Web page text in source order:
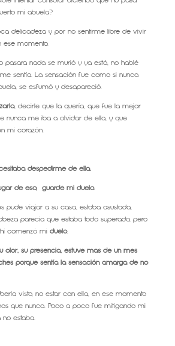
mi abuela?
delicadeza y por no sentirme libre de vivir
momento.
pasara nada se murió y ya está, no hablé
sentía. La sensación fue como si nunca
se esfumó y desapareció.
, decirle que la quería, que fue la mejor
nunca me iba a olvidar de ella, y que
mi corazón.
despedirme de ella.
de eso, guardé mi duelo.
pude viajar a su casa, estaba asustada,
parecía que estaba todo superado, pero
comenzó mi duelo.
olor, su presencia, estuve más de un mes
porque sentía la sensación amarga de no
visto, no estar con ella, en ese momento
que nunca. Poco a poco fue mitigando mi
estaba.